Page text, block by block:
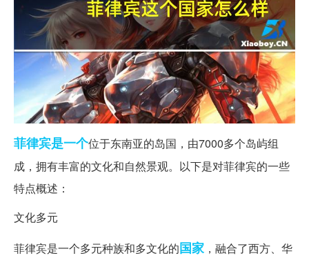
菲律宾是一个位于东南亚的岛国，由7000多个岛屿组
成，拥有丰富的文化和自然景观。以下是对菲律宾的一些
特点概述：
文化多元
菲律宾是一个多元种族和多文化的国家 ，融合了西方、华